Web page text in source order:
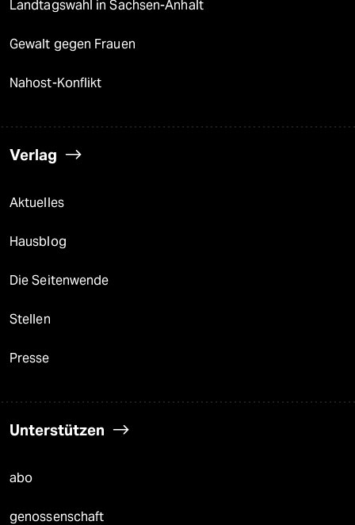
Landtagswahl in Sachsen-Anhalt
Gewalt gegen Frauen
Nahost-Konflikt
Verlag
Aktuelles
Hausblog
Die Seitenwende
Stellen
Presse
Unterstützen
abo
genossenschaft